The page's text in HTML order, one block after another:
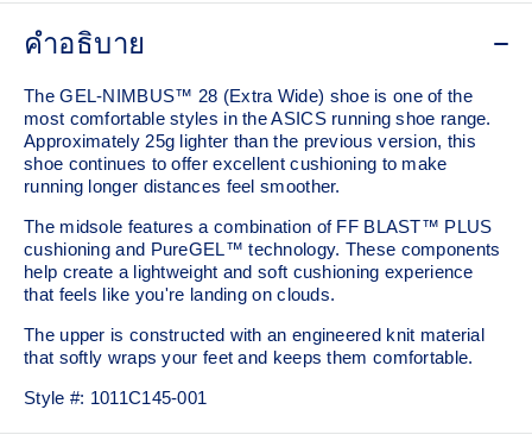
คำอธิบาย
The GEL-NIMBUS™ 28 (Extra Wide) shoe is one of the
most comfortable styles in the ASICS running shoe range.
Approximately 25g lighter than the previous version, this
shoe continues to offer excellent cushioning to make
running longer distances feel smoother.
The midsole features a combination of FF BLAST™ PLUS
cushioning and PureGEL™ technology. These components
help create a lightweight and soft cushioning experience
that feels like you're landing on clouds.
The upper is constructed with an engineered knit material
that softly wraps your feet and keeps them comfortable.
Style #: 1011C145-001